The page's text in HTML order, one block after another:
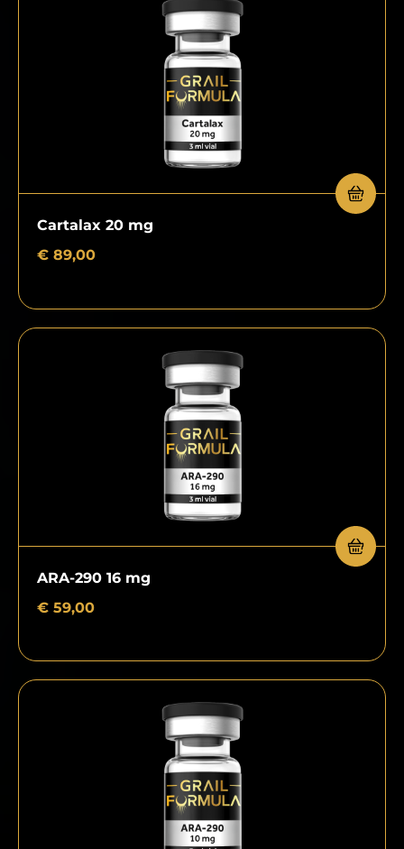
Cartalax 20 mg
€ 89,00
ARA-290 16 mg
€ 59,00